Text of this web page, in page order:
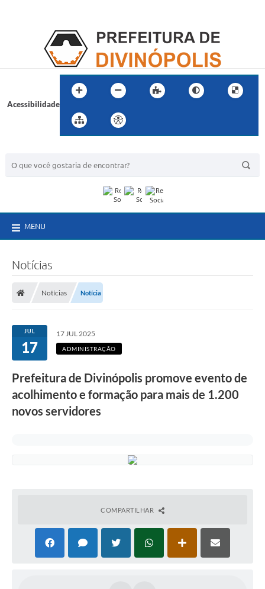
Acessibilidade
MENU
Notícias
Notícias Notícia
JUL
17
17 JUL 2025
ADMINISTRAÇÃO
Prefeitura de Divinópolis promove evento de
acolhimento e formação para mais de 1.200
novos servidores
COMPARTILHAR